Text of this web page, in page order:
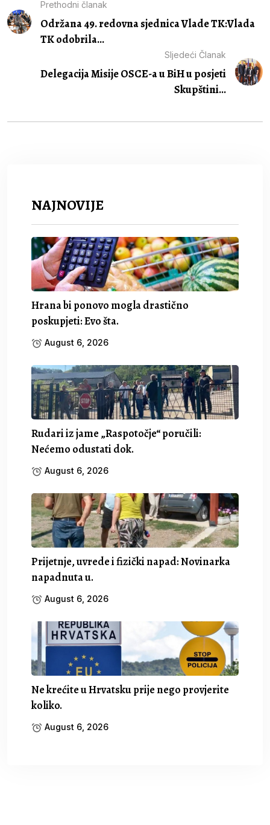
Prethodni članak
Održana 49. redovna sjednica Vlade TK:Vlada
TK odobrila...
Sljedeći Članak
Delegacija Misije OSCE-a u BiH u posjeti
Skupštini...
NAJNOVIJE
Hrana bi ponovo mogla drastično
poskupjeti: Evo šta.
August 6, 2026
Rudari iz jame „Raspotočje“ poručili:
Nećemo odustati dok.
August 6, 2026
Prijetnje, uvrede i fizički napad: Novinarka
napadnuta u.
August 6, 2026
Ne krećite u Hrvatsku prije nego provjerite
koliko.
August 6, 2026